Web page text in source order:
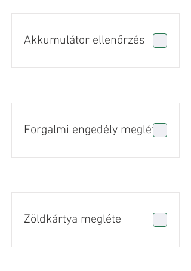
Akkumulátor ellenőrzés
Forgalmi engedély megléte
Zöldkártya megléte